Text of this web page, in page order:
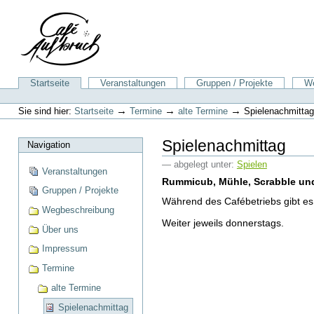
Navigation
SektionenStartseite Veranstaltungen Gruppen / Projekte
Benutzerspezifische
Werkzeuge
Sie sind hier: Startseite → Termine → alte Termine → Spielenachmittag
Navigation
Veranstaltungen
Gruppen / Projekte
Wegbeschreibung
Über uns
Impressum
Termine
alte Termine
Spielenachmittag
Spielenachmittag
— abgelegt unter: Spielen
Rummicub, Mühle, Scrabble
Während des Cafébetriebs gibt
Weiter jeweils donnerstags.